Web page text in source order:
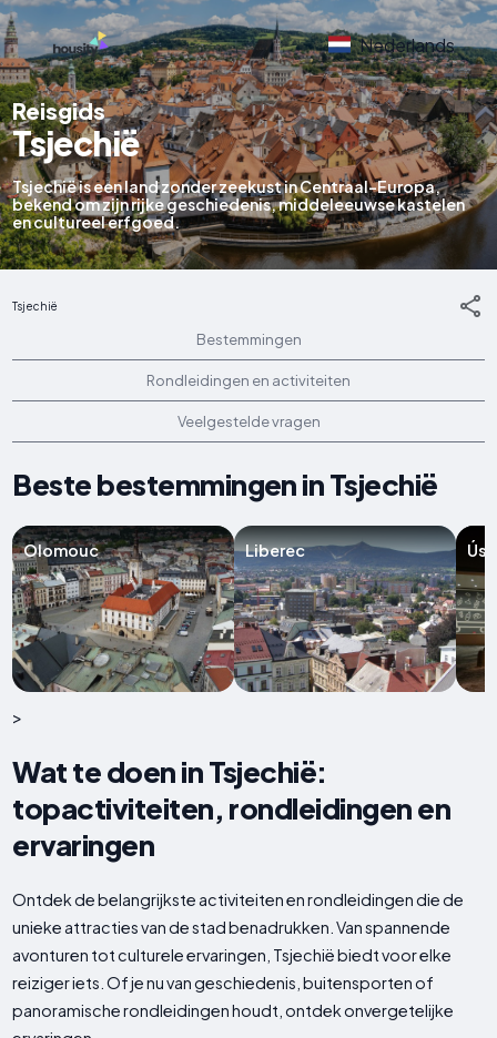
Nederlands
Reisgids
Tsjechië
Tsjechië is een land zonder zeekust in Centraal-Europa,
bekend om zijn rijke geschiedenis, middeleeuwse kastelen
en cultureel erfgoed.
Tsjechië
Bestemmingen
Rondleidingen en activiteiten
Veelgestelde vragen
Beste bestemmingen in Tsjechië
Olomouc Liberec
>
Wat te doen in Tsjechië:
topactiviteiten, rondleidingen en
ervaringen
Ontdek de belangrijkste activiteiten en rondleidingen die de
unieke attracties van de stad benadrukken. Van spannende
avonturen tot culturele ervaringen, Tsjechië biedt voor elke
reiziger iets. Of je nu van geschiedenis, buitensporten of
panoramische rondleidingen houdt, ontdek onvergetelijke